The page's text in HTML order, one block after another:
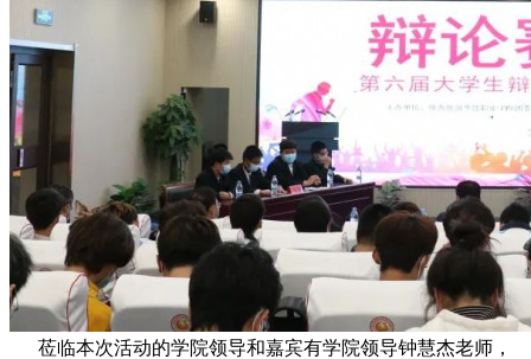
莅临本次活动的学院领导和嘉宾有学院领导钟慧杰老师，